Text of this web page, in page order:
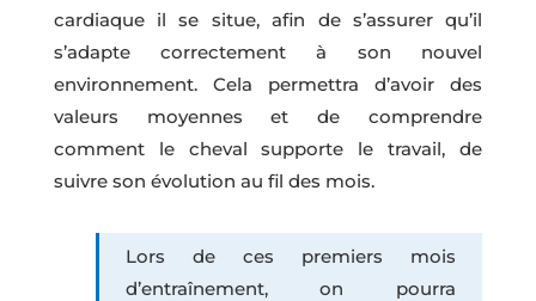
cardiaque il se situe, afin de s’assurer qu’il
s’adapte correctement à son nouvel
environnement. Cela permettra d’avoir des
valeurs moyennes et de comprendre
comment le cheval supporte le travail, de
suivre son évolution au fil des mois.
Lors de ces premiers mois
d’entraînement, on pourra